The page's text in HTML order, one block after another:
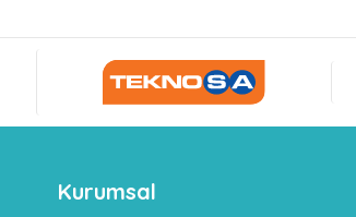
Kurumsal